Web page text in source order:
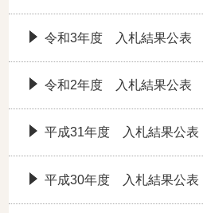
令和3年度 入札結果公表
令和2年度 入札結果公表
平成31年度 入札結果公表
平成30年度 入札結果公表